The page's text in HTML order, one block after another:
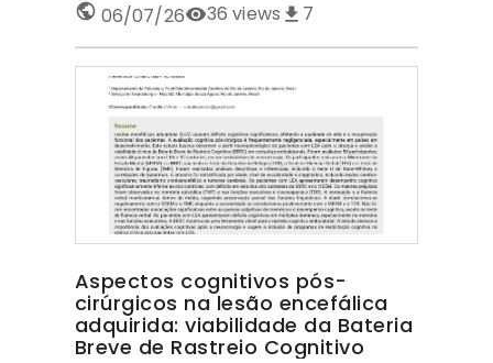
06/07/26 36 views 7
Aspectos cognitivos pós-
cirúrgicos na lesão encefálica
adquirida: viabilidade da Bateria
Breve de Rastreio Cognitivo